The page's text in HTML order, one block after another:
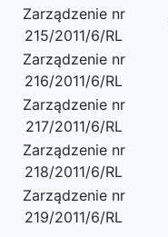
Zarządzenie nr
215/2011/6/RL
Zarządzenie nr
216/2011/6/RL
Zarządzenie nr
217/2011/6/RL
Zarządzenie nr
218/2011/6/RL
Zarządzenie nr
219/2011/6/RL